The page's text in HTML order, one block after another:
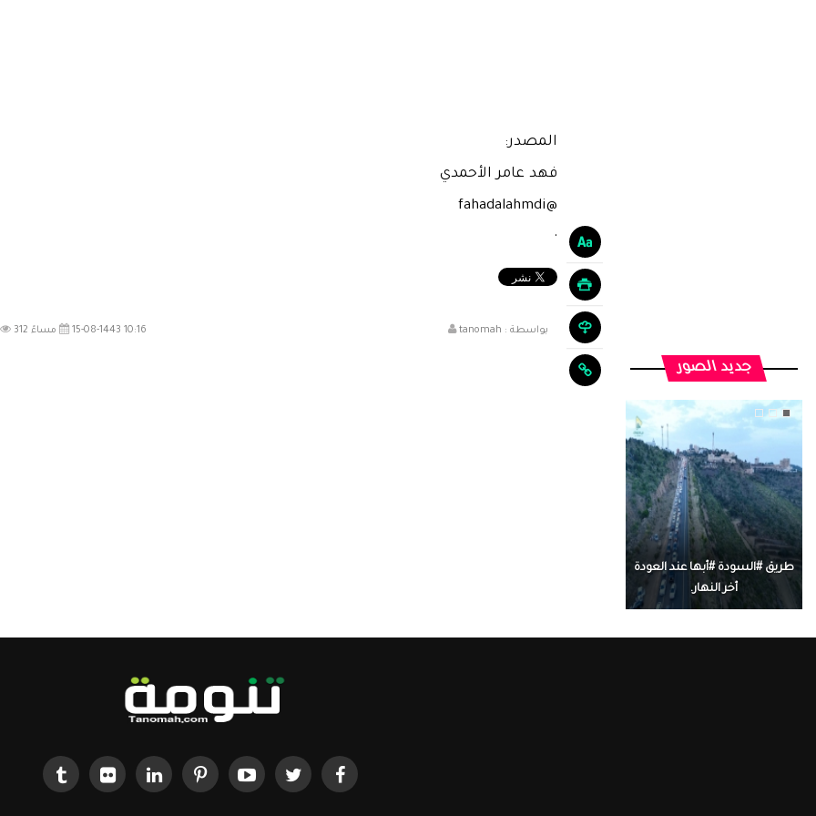
المصدر:
فهد عامر الأحمدي
@fahadalahmdi
·
بواسطة : tanomah 15-08-1443 10:16 مساءً 312
جديد الصور
طريق #السودة #أبها عند العودة
أخر النهار.